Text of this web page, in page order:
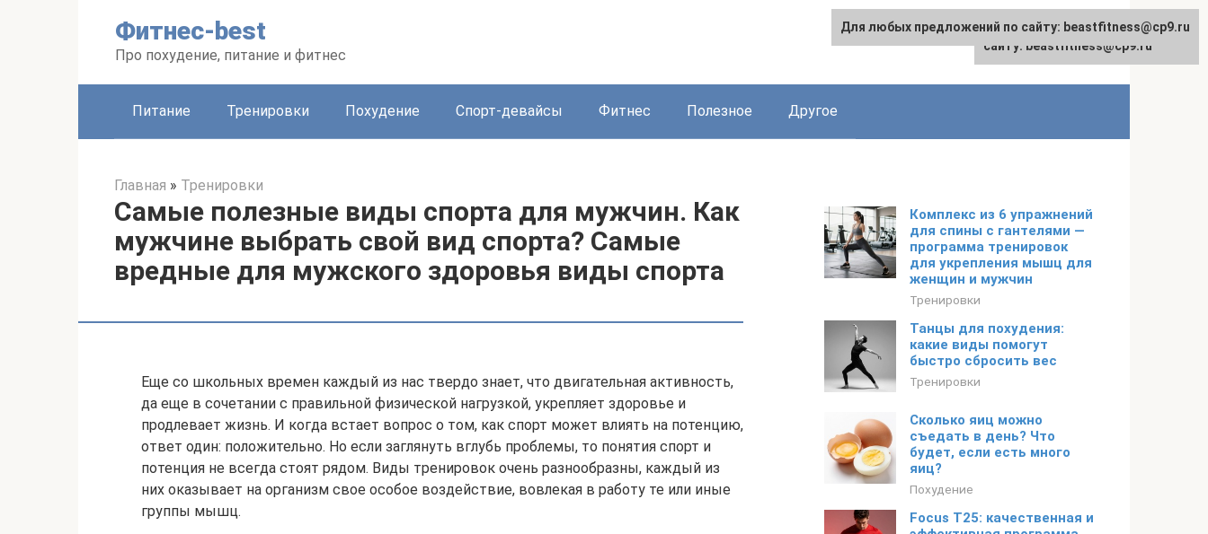
Фитнес-best
Про похудение, питание и фитнес
Питание Тренировки Похудение Спорт-девайсы Фитнес Полезное Другое
Главная » Тренировки
Самые полезные виды спорта для мужчин. Как
мужчине выбрать свой вид спорта? Самые
вредные для мужского здоровья виды спорта
Еще со школьных времен каждый из нас твердо знает, что двигательная активность,
да еще в сочетании с правильной физической нагрузкой, укрепляет здоровье и
продлевает жизнь. И когда встает вопрос о том, как спорт может влиять на потенцию,
ответ один: положительно. Но если заглянуть вглубь проблемы, то понятия спорт и
потенция не всегда стоят рядом. Виды тренировок очень разнообразны, каждый из
них оказывает на организм свое особое воздействие, вовлекая в работу те или иные
группы мышц.
Комплекс из 6 упражнений
для спины с гантелями —
программа тренировок
для укрепления мышц для
женщин и мужчин
Тренировки
Танцы для похудения:
какие виды помогут
быстро сбросить вес
Тренировки
Сколько яиц можно
съедать в день? Что
будет, если есть много
яиц?
Похудение
Focus T25: качественная и
Для любых предложений по
сайту: beastfitness@cp9.ru
Для любых предложений по сайту: beastfitness@cp9.ru